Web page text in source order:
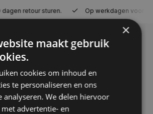
sturen. Op werkdagen voor 14.00 uur
vragen
×
maakt gebruik
cookies om inhoud en
te personaliseren en ons
analyseren. We delen hiervoor
met advertentie- en